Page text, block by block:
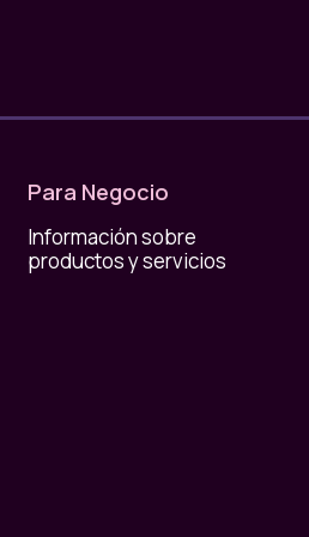
Para Negocio
Información sobre
productos y servicios